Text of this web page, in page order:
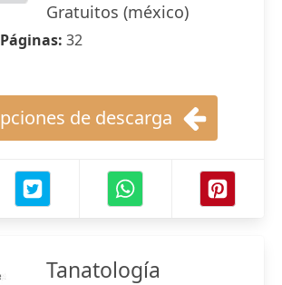
Gratuitos (méxico)
32
de descarga
Tanatología